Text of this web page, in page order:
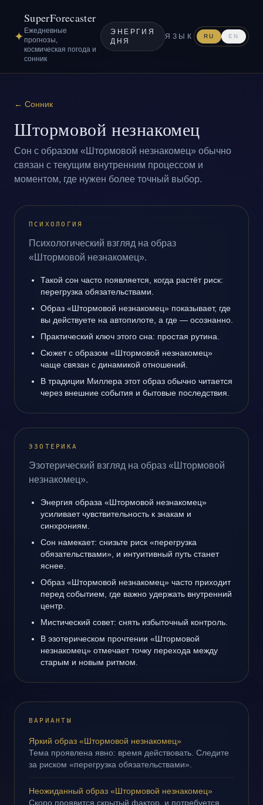
✦
SuperForecaster
Ежедневные
прогнозы,
космическая погода и
сонник
ЭНЕРГИЯ
ДНЯ
ЯЗЫК RU EN
← Сонник
Штормовой незнакомец
Сон с образом «Штормовой незнакомец» обычно
связан с текущим внутренним процессом и
моментом, где нужен более точный выбор.
ПСИХОЛОГИЯ
Психологический взгляд на образ
«Штормовой незнакомец».
Такой сон часто появляется, когда растёт риск:
перегрузка обязательствами.
Образ «Штормовой незнакомец» показывает, где
вы действуете на автопилоте, а где — осознанно.
Практический ключ этого сна: простая рутина.
Сюжет с образом «Штормовой незнакомец»
чаще связан с динамикой отношений.
В традиции Миллера этот образ обычно читается
через внешние события и бытовые последствия.
ЭЗОТЕРИКА
Эзотерический взгляд на образ «Штормовой
незнакомец».
Энергия образа «Штормовой незнакомец»
усиливает чувствительность к знакам и
синхрониям.
Сон намекает: снизьте риск «перегрузка
обязательствами», и интуитивный путь станет
яснее.
Образ «Штормовой незнакомец» часто приходит
перед событием, где важно удержать внутренний
центр.
Мистический совет: снять избыточный контроль.
В эзотерическом прочтении «Штормовой
незнакомец» отмечает точку перехода между
старым и новым ритмом.
ВАРИАНТЫ
Яркий образ «Штормовой незнакомец»
Тема проявлена явно: время действовать. Следите
за риском «перегрузка обязательствами».
Неожиданный образ «Штормовой незнакомец»
Скоро проявится скрытый фактор, и потребуется